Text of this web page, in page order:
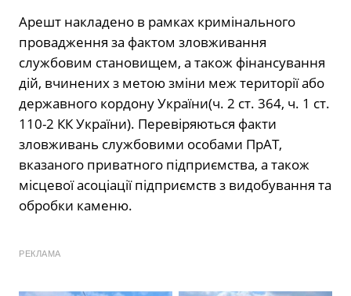
Арешт накладено в рамках кримінального
провадження за фактом зловживання
службовим становищем, а також фінансування
дій, вчинених з метою зміни меж території або
державного кордону України(ч. 2 ст. 364, ч. 1 ст.
110-2 КК України). Перевіряються факти
зловживань службовими особами ПрАТ,
вказаного приватного підприємства, а також
місцевої асоціації підприємств з видобування та
обробки каменю.
РЕКЛАМА